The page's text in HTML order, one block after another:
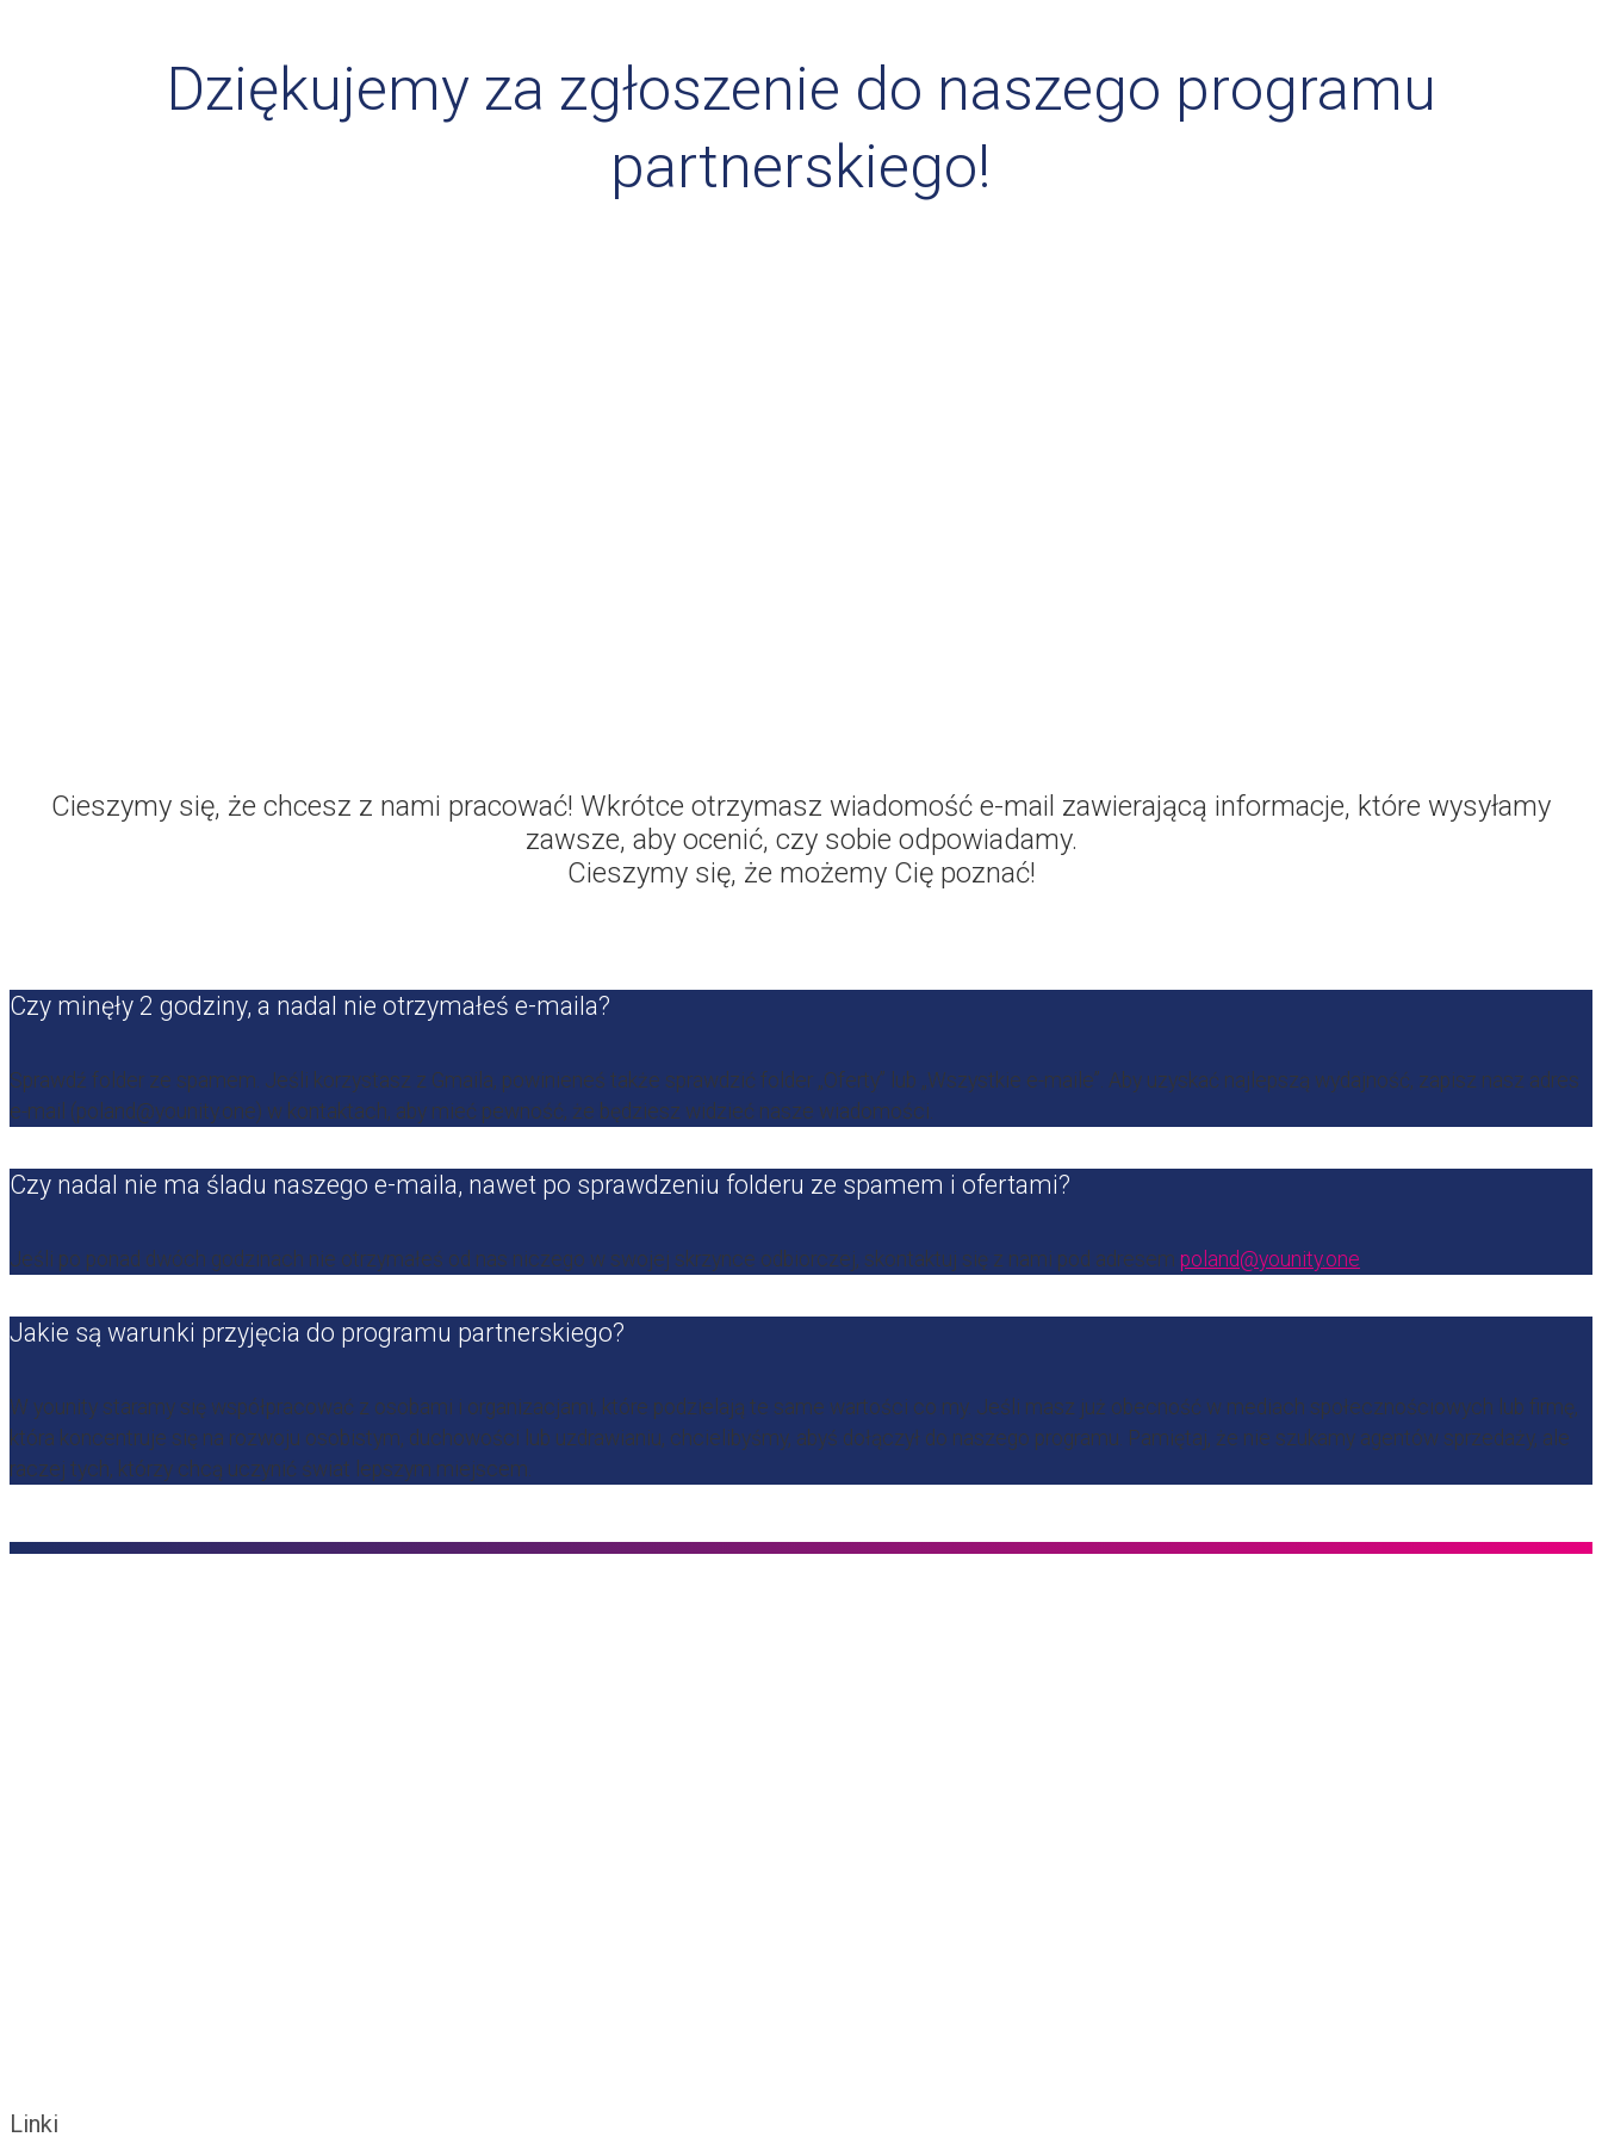
Dziękujemy za zgłoszenie do naszego programu
partnerskiego!
Cieszymy się, że chcesz z nami pracować! Wkrótce otrzymasz wiadomość e-mail zawierającą informacje, które wysyłamy
zawsze, aby ocenić, czy sobie odpowiadamy.
Cieszymy się, że możemy Cię poznać!
Czy minęły 2 godziny, a nadal nie otrzymałeś e-maila?
Sprawdź folder ze spamem. Jeśli korzystasz z Gmaila, powinieneś także sprawdzić folder „Oferty” lub „Wszystkie e-maile”. Aby uzyskać najlepszą wydajność, zapisz nasz adres
e-mail (poland@younity.one) w kontaktach, aby mieć pewność, że będziesz widzieć nasze wiadomości.
Czy nadal nie ma śladu naszego e-maila, nawet po sprawdzeniu folderu ze spamem i ofertami?
Jeśli po ponad dwóch godzinach nie otrzymałeś od nas niczego w swojej skrzynce odbiorczej, skontaktuj się z nami pod adresem poland@younity.one
Jakie są warunki przyjęcia do programu partnerskiego?
W younity staramy się współpracować z osobami i organizacjami, które podzielają te same wartości co my. Jeśli masz już obecność w mediach społecznościowych lub firmę,
która koncentruje się na rozwoju osobistym, duchowości lub uzdrawianiu, chcielibyśmy, abyś dołączył do naszego programu. Pamiętaj, że nie szukamy agentów sprzedaży, ale
raczej tych, którzy chcą uczynić świat lepszym miejscem.
Linki